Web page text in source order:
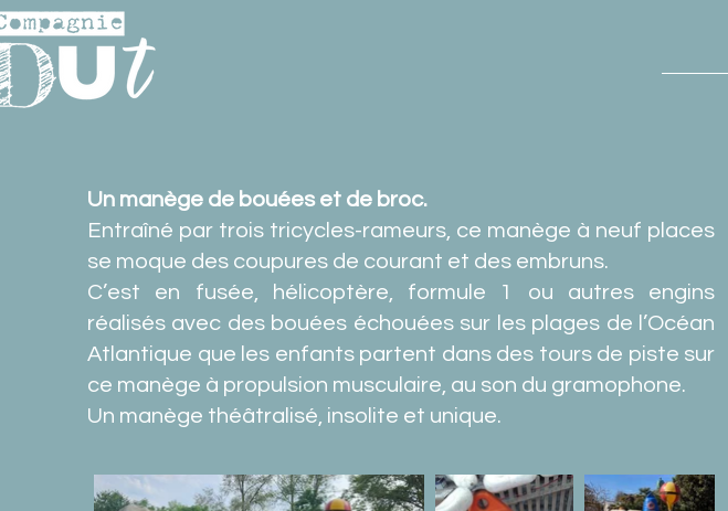
Un manège de bouées et de broc.
Entraîné par trois tricycles-rameurs, ce manège à neuf places
se moque des coupures de courant et des embruns.
C’est en fusée, hélicoptère, formule 1 ou autres engins
réalisés avec des bouées échouées sur les plages de l’Océan
Atlantique que les enfants partent dans des tours de piste sur
ce manège à propulsion musculaire, au son du gramophone.
Un manège théâtralisé, insolite et unique.